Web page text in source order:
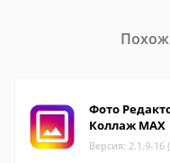
Фото
Коллаж MAX
Версия: 2.1.9-16